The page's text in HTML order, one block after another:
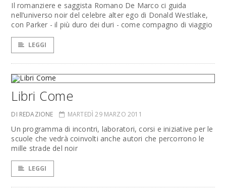
Il romanziere e saggista Romano De Marco ci guida
nell’universo noir del celebre alter ego di Donald Westlake,
con Parker - il più duro dei duri - come compagno di viaggio
LEGGI
Libri Come
DI REDAZIONE MARTEDÌ 29 MARZO 2011
Un programma di incontri, laboratori, corsi e iniziative per le
scuole che vedrà coinvolti anche autori che percorrono le
mille strade del noir
LEGGI